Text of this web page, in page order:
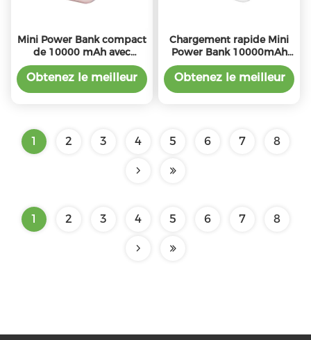
Mini Power Bank compact
de 10000 mAh avec
batterie 21700
conception ABS légère et
Obtenez le meilleur
Chargement rapide Mini
Power Bank 10000mAh
Matériau ABS Noir / Blanc
Obtenez le meilleur
1 2 3 4 5 6 7 8
1 2 3 4 5 6 7 8